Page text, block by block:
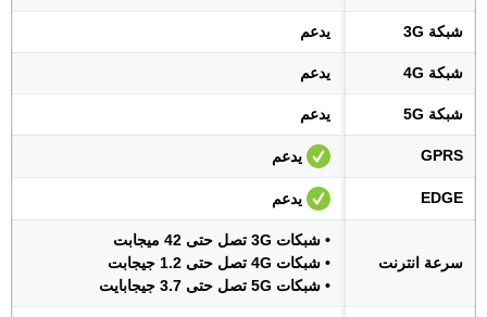
شبكة 3G يدعم
شبكة 4G يدعم
شبكة 5G يدعم
GPRS يدعم
EDGE يدعم
سرعة انترنت
• شبكات 3G تصل حتى 42 ميجابت
• شبكات 4G تصل حتى 1.2 جيجابت
• شبكات 5G تصل حتى 3.7 جيجابايت